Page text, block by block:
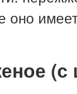
оно